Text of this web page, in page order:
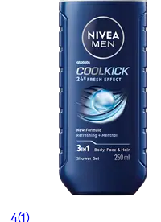
4(1)